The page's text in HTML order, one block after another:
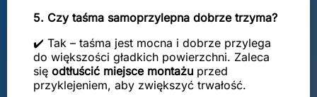
5. Czy taśma samoprzylepna dobrze trzyma?
✔️ Tak – taśma jest mocna i dobrze przylega
do większości gładkich powierzchni. Zaleca
się odtłuścić miejsce montażu przed
przyklejeniem, aby zwiększyć trwałość.